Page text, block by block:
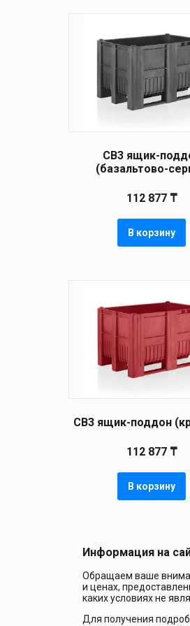
CB3 ящик-
(базальтово-
112 877 ₸
В корзину
CB3 ящик-поддон
112 877 ₸
В корзину
Информация на
Обращаем ваше
и ценах,
каких условиях не
Для получения